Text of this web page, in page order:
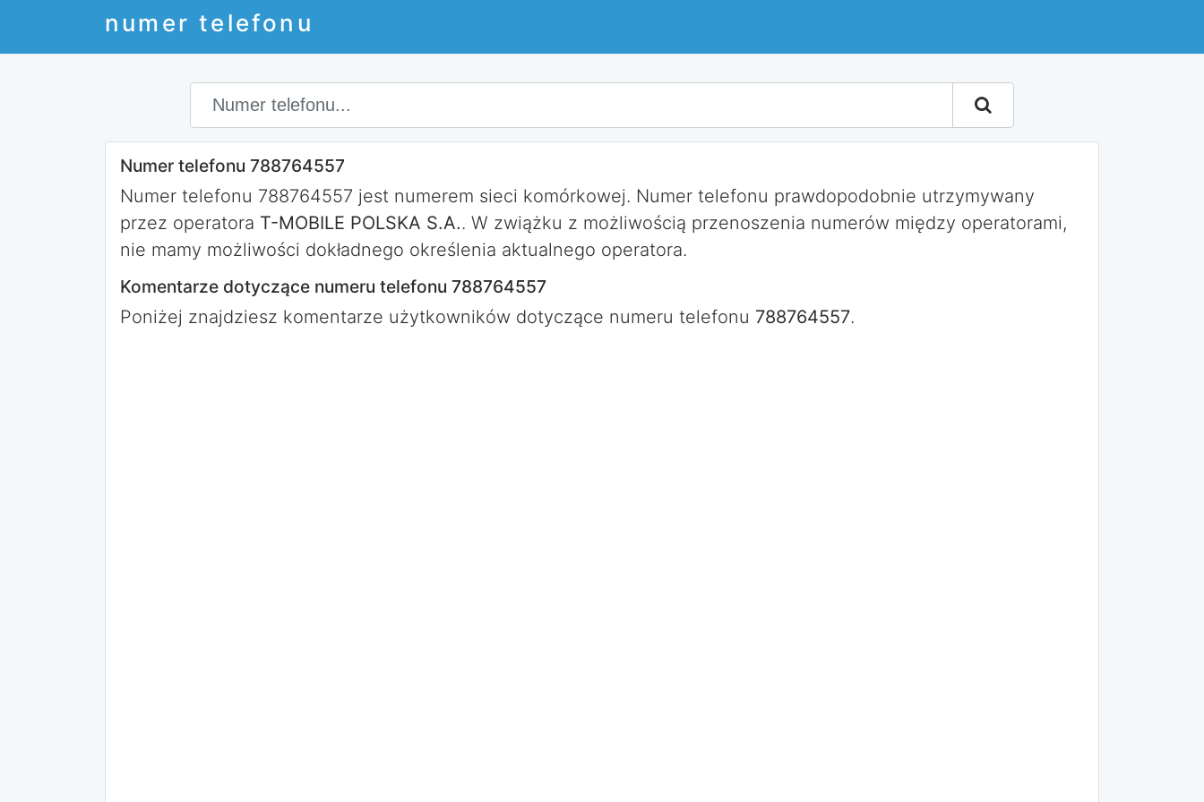
numer telefonu
Numer telefonu 788764557
Numer telefonu 788764557 jest numerem sieci komórkowej. Numer telefonu prawdopodobnie utrzymywany
przez operatora T-MOBILE POLSKA S.A.. W zwiążku z możliwością przenoszenia numerów między operatorami,
nie mamy możliwości dokładnego określenia aktualnego operatora.
Komentarze dotyczące numeru telefonu 788764557
Poniżej znajdziesz komentarze użytkowników dotyczące numeru telefonu 788764557.